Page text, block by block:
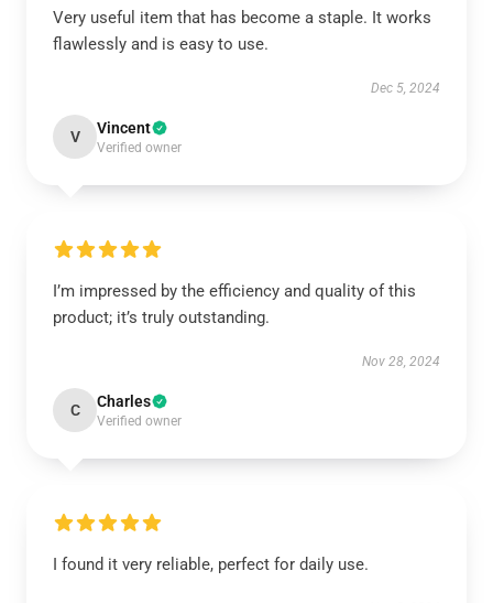
Very useful item that has become a staple. It works
flawlessly and is easy to use.
Dec 5, 2024
V Vincent
Verified owner
I’m impressed by the efficiency and quality of this
product; it’s truly outstanding.
Nov 28, 2024
C Charles
Verified owner
I found it very reliable, perfect for daily use.